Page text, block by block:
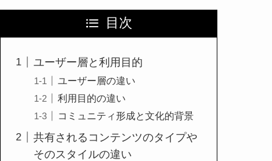
目次
ユーザー層と利用目的
ユーザー層の違い
利用目的の違い
コミュニティ形成と文化的背景
共有されるコンテンツのタイプや
そのスタイルの違い